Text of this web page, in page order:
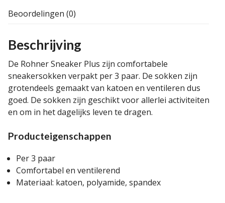
Beoordelingen (0)
Beschrijving
De Rohner Sneaker Plus zijn comfortabele
sneakersokken verpakt per 3 paar. De sokken zijn
grotendeels gemaakt van katoen en ventileren dus
goed. De sokken zijn geschikt voor allerlei activiteiten
en om in het dagelijks leven te dragen.
Producteigenschappen
Per 3 paar
Comfortabel en ventilerend
Materiaal: katoen, polyamide, spandex